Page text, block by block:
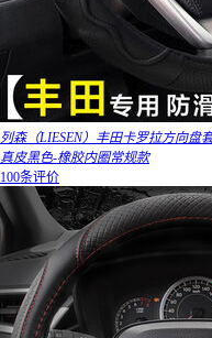
列森（LIESEN）丰田卡罗拉方向盘
真皮黑色-橡胶内圈常规款
100条评价